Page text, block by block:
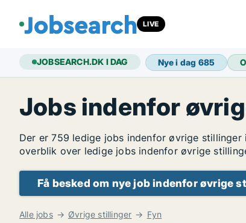
LIVE
JOBSEARCH.DK I DAG Nye i dag 685
Jobs indenfor
Der er 759 ledige jobs indenfor øvrige
overblik over ledige jobs indenfor øvrige
Få besked om nye job indenfor øvrige
Alle jobs Øvrige stillinger Fyn